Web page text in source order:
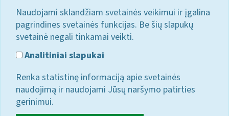
Naudojami sklandžiam svetainės veikimui ir įgalina
pagrindines svetainės funkcijas. Be šių slapukų
svetainė negali tinkamai veikti.
Analitiniai slapukai
Renka statistinę informaciją apie svetainės
naudojimą ir naudojami Jūsų naršymo patirties
gerinimui.